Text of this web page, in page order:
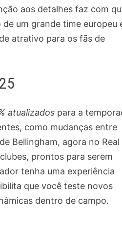
aos detalhes faz com
um grande time europeu
atrativo para os fãs de
atualizados para a
como mudanças entre
Bellingham, agora no Real
prontos para serem
tenha uma experiência
que você teste novos
dentro de campo.